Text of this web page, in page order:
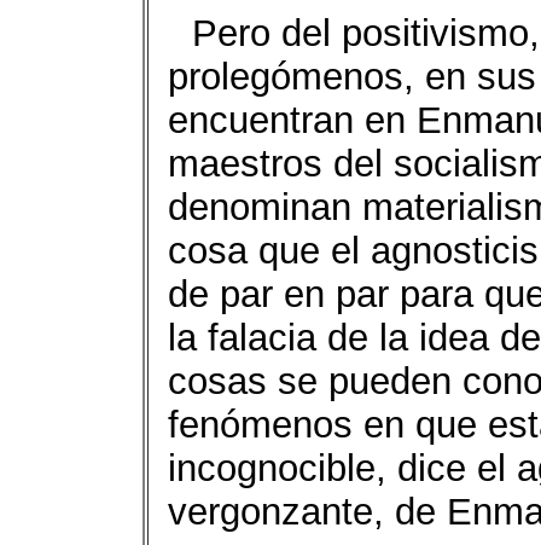
Pero del
prolegómenos, en
encuentran en
maestros del
denominan
cosa que el
de par en par para
la falacia de la idea
cosas se pueden
fenómenos en que
incognocible, dice el
vergonzante, de